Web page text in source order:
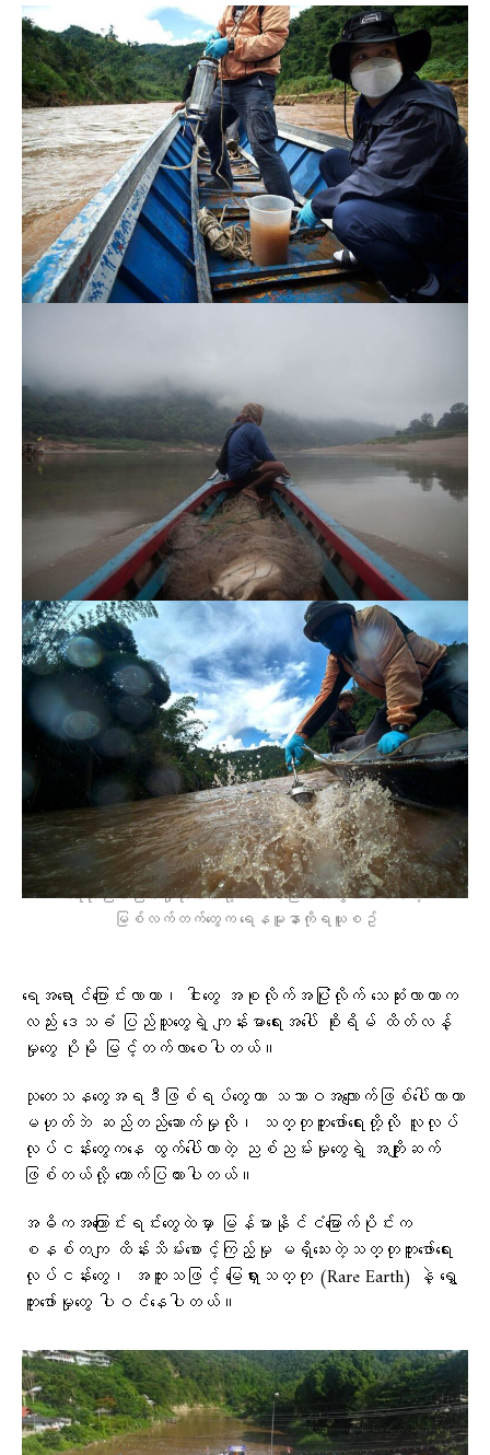
ရေထုညစ်ညမ်းမှုတိုင်းတာဖို့ မဲ​ခေါင်မြစ်အတွင်းစီးဝင်တဲ့
မြစ်လက်တက်​တွေက​ ရေနမူနာကိုရယူစဥ်
ရေအရောင်ပြောင်းလာတာ၊ ငါးတွေ အစုလိုက်အပြုံလိုက် သေဆုံးလာတာက
လည်း ဒေသခံ ပြည်သူတွေရဲ့ ကျန်းမာရေးအပေါ် စိုးရိမ် ထိတ်လန့်
မှုတွေ ပိုမို မြင့်တက်လာ‌စေပါတယ်။
သုတေသနတွေအရဒီဖြစ်ရပ်တွေဟာ သဘာဝအလျောက်ဖြစ်ပေါ်လာတာ
မဟုတ်ဘဲ ဆည်တည်ဆောက်မှုလို၊ သတ္တုတူးဖော်ရေးတို့လို လူလုပ်
လုပ်ငန်းတွေကနေ ထွက်ပေါ်လာတဲ့ ညစ်ညမ်းမှုတွေရဲ့ အကျိုးဆက်
ဖြစ်တယ်လို့ ထောက်ပြထားပါတယ်။
အဓိကအကြောင်းရင်းတွေထဲမှာ မြန်မာနိုင်ငံမြောက်ပိုင်းက
စနစ်တကျ ထိန်းသိမ်းစောင့်ကြည့်မှု မရှိသေးတဲ့သတ္တုတူးဖော်ရေး
လုပ်ငန်းတွေ၊ အထူးသဖြင့် မြေရှားသတ္တု (Rare Earth) နဲ့ ရွှေ
တူးဖော်မှုတွေ ပါဝင်နေပါတယ်။